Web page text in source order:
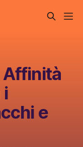
Affinità
i
e